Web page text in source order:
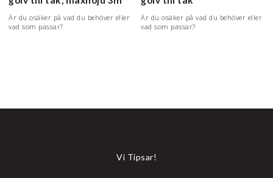
Är du osäker på vad du behöver eller
vad som passar?
Är du osäker på vad du behöver eller
vad som passar?
Vi Tipsar!